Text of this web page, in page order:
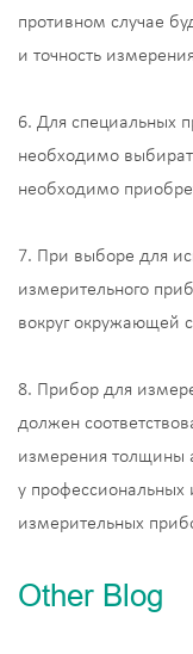
противном случае
и точность
6. Для специальных
необходимо
необходимо
7. При выборе для
измерительного
вокруг окружающей
8. Прибор для
должен
измерения толщины
у
измерительных
Other Blog